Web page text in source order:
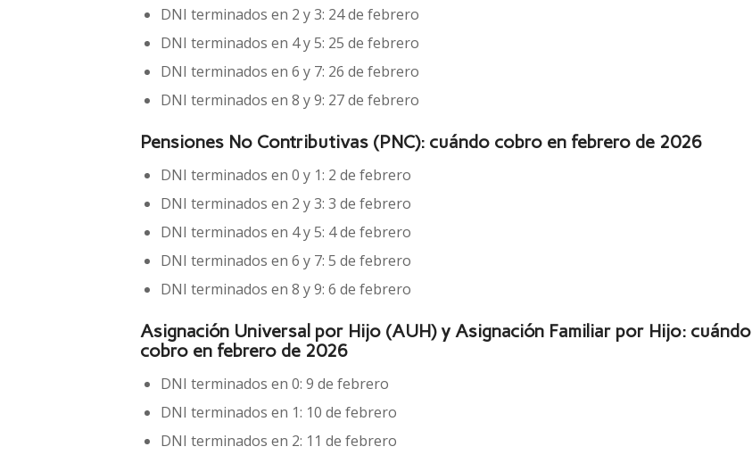
DNI terminados en 2 y 3: 24 de febrero
DNI terminados en 4 y 5: 25 de febrero
DNI terminados en 6 y 7: 26 de febrero
DNI terminados en 8 y 9: 27 de febrero
Pensiones No Contributivas (PNC): cuándo cobro en febrero de 2026
DNI terminados en 0 y 1: 2 de febrero
DNI terminados en 2 y 3: 3 de febrero
DNI terminados en 4 y 5: 4 de febrero
DNI terminados en 6 y 7: 5 de febrero
DNI terminados en 8 y 9: 6 de febrero
Asignación Universal por Hijo (AUH) y Asignación Familiar por Hijo: cuándo
cobro en febrero de 2026
DNI terminados en 0: 9 de febrero
DNI terminados en 1: 10 de febrero
DNI terminados en 2: 11 de febrero